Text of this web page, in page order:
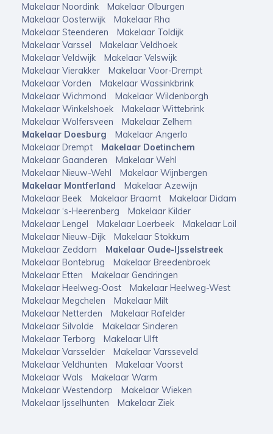
Makelaar Noordink
Makelaar Olburgen
Makelaar Oosterwijk
Makelaar Rha
Makelaar Steenderen
Makelaar Toldijk
Makelaar Varssel
Makelaar Veldhoek
Makelaar Veldwijk
Makelaar Velswijk
Makelaar Vierakker
Makelaar Voor-Drempt
Makelaar Vorden
Makelaar Wassinkbrink
Makelaar Wichmond
Makelaar Wildenborgh
Makelaar Winkelshoek
Makelaar Wittebrink
Makelaar Wolfersveen
Makelaar Zelhem
Makelaar Doesburg
Makelaar Angerlo
Makelaar Drempt
Makelaar Doetinchem
Makelaar Gaanderen
Makelaar Wehl
Makelaar Nieuw-Wehl
Makelaar Wijnbergen
Makelaar Montferland
Makelaar Azewijn
Makelaar Beek
Makelaar Braamt
Makelaar Didam
Makelaar ‘s-Heerenberg
Makelaar Kilder
Makelaar Lengel
Makelaar Loerbeek
Makelaar Loil
Makelaar Nieuw-Dijk
Makelaar Stokkum
Makelaar Zeddam
Makelaar Oude-IJsselstreek
Makelaar Bontebrug
Makelaar Breedenbroek
Makelaar Etten
Makelaar Gendringen
Makelaar Heelweg-Oost
Makelaar Heelweg-West
Makelaar Megchelen
Makelaar Milt
Makelaar Netterden
Makelaar Rafelder
Makelaar Silvolde
Makelaar Sinderen
Makelaar Terborg
Makelaar Ulft
Makelaar Varsselder
Makelaar Varsseveld
Makelaar Veldhunten
Makelaar Voorst
Makelaar Wals
Makelaar Warm
Makelaar Westendorp
Makelaar Wieken
Makelaar Ijsselhunten
Makelaar Ziek